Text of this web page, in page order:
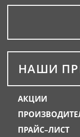
НАШИ
АКЦИИ
ПРАЙС–ЛИСТ